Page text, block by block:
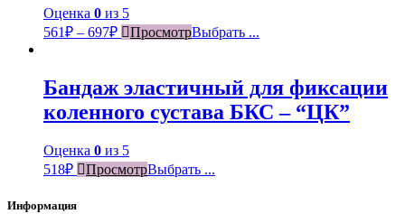
Оценка 0 из 5
561₽ – 697₽ ПросмотрВыбрать ...
Бандаж эластичный для фиксации
коленного сустава БКС – “ЦК”
Оценка 0 из 5
518₽ ПросмотрВыбрать ...
Информация